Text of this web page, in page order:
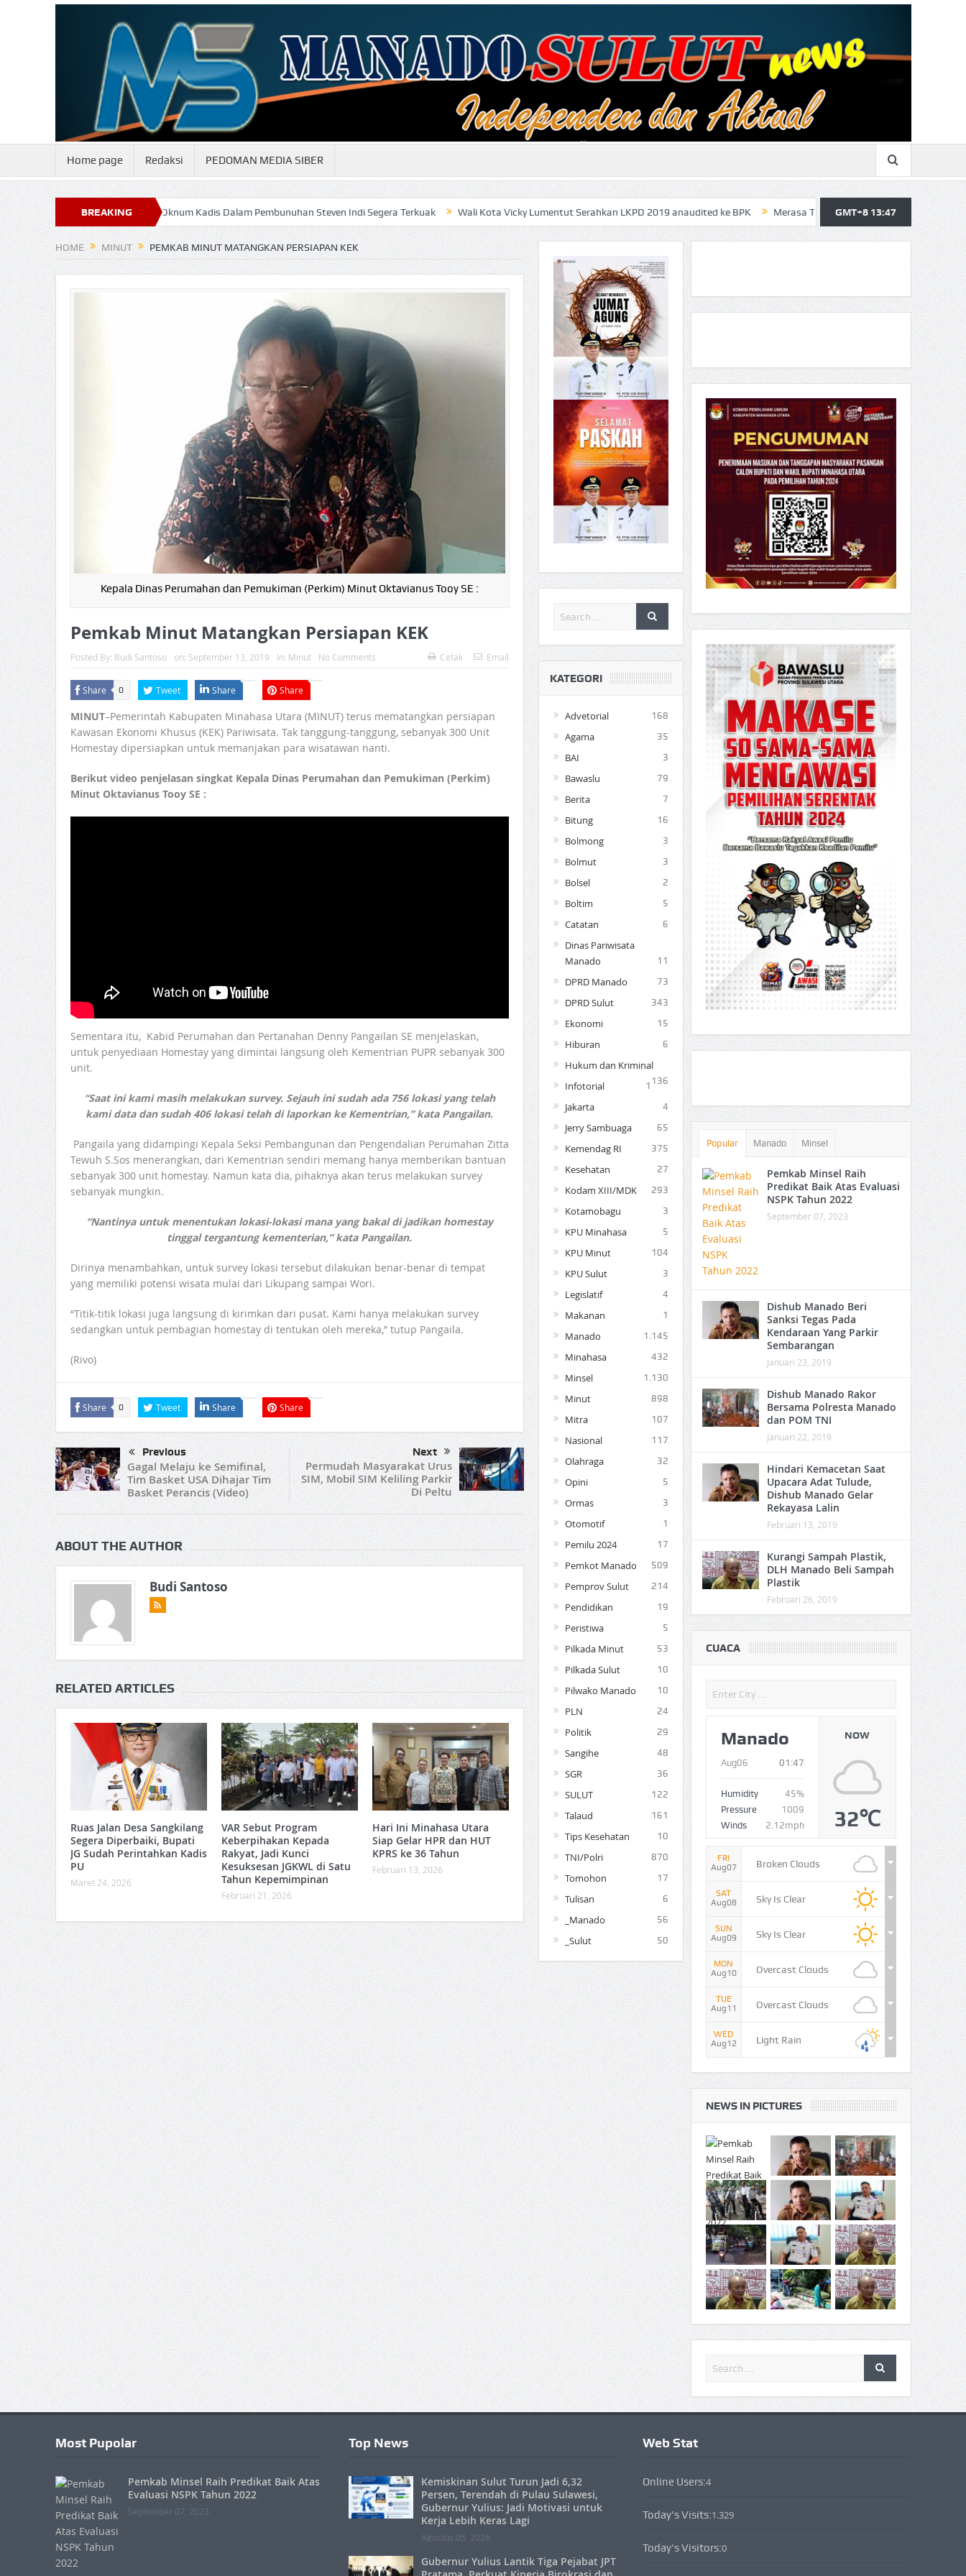
Home page Redaksi PEDOMAN MEDIA SIBER
BREAKING
NEWS
Keterlibatan Oknum Kadis Dalam Pembunuhan Steven Indi Segera Terkuak Wali Kota Vicky Lumentut Serahkan LKPD 2019 anaudited ke BPK Merasa Terpangil, GMBI Wilter Sulut Siap Perjuangkan
GMT+8 13:47
HOME MINUT PEMKAB MINUT MATANGKAN PERSIAPAN KEK
Kepala Dinas Perumahan dan Pemukiman (Perkim) Minut Oktavianus Tooy SE :
Pemkab Minut Matangkan Persiapan KEK
Posted By: Budi Santoso on: September 13, 2019 In: Minut No Comments Cetak Email
Share 0 Tweet Share Share
MINUT–Pemerintah Kabupaten Minahasa Utara (MINUT) terus mematangkan persiapan
Kawasan Ekonomi Khusus (KEK) Pariwisata. Tak tanggung-tanggung, sebanyak 300 Unit
Homestay dipersiapkan untuk memanjakan para wisatawan nanti.
Berikut video penjelasan singkat Kepala Dinas Perumahan dan Pemukiman (Perkim)
Minut Oktavianus Tooy SE :
Sementara itu, Kabid Perumahan dan Pertanahan Denny Pangailan SE menjelaskan,
untuk penyediaan Homestay yang dimintai langsung oleh Kementrian PUPR sebanyak 300
unit.
“Saat ini kami masih melakukan survey. Sejauh ini sudah ada 756 lokasi yang telah
kami data dan sudah 406 lokasi telah di laporkan ke Kementrian,” kata Pangailan.
Pangaila yang didampingi Kepala Seksi Pembangunan dan Pengendalian Perumahan Zitta
Tewuh S.Sos menerangkan, dari Kementrian sendiri memang hanya memberikan bantuan
sebanyak 300 unit homestay. Namun kata dia, pihaknya akan terus melakukan survey
sebanyak mungkin.
“Nantinya untuk menentukan lokasi-lokasi mana yang bakal di jadikan homestay
tinggal tergantung kementerian,” kata Pangailan.
Dirinya menambahkan, untuk survey lokasi tersebut dilakukan benar-benar di tempat
yang memiliki potensi wisata mulai dari Likupang sampai Wori.
“Titik-titik lokasi juga langsung di kirimkan dari pusat. Kami hanya melakukan survey
sedangkan untuk pembagian homestay di tentukan oleh mereka,” tutup Pangaila.
(Rivo)
Share 0 Tweet Share Share
Previous
Gagal Melaju ke Semifinal,
Tim Basket USA Dihajar Tim
Basket Perancis (Video)
Next
Permudah Masyarakat Urus
SIM, Mobil SIM Keliling Parkir
Di Peltu
ABOUT THE AUTHOR
Budi Santoso
RELATED ARTICLES
Ruas Jalan Desa Sangkilang
Segera Diperbaiki, Bupati
JG Sudah Perintahkan Kadis
PU
Maret 24, 2026
VAR Sebut Program
Keberpihakan Kepada
Rakyat, Jadi Kunci
Kesuksesan JGKWL di Satu
Tahun Kepemimpinan
Februari 21, 2026
Hari Ini Minahasa Utara
Siap Gelar HPR dan HUT
KPRS ke 36 Tahun ‎
Februari 13, 2026
KATEGORI
Advetorial 168
Agama 35
BAI 3
Bawaslu 79
Berita 7
Bitung 16
Bolmong 3
Bolmut 3
Bolsel 2
Boltim 5
Catatan 6
Dinas Pariwisata
Manado
11
DPRD Manado 73
DPRD Sulut 343
Ekonomi 15
Hiburan 6
Hukum dan Kriminal
136
Infotorial 1
Jakarta 4
Jerry Sambuaga 65
Kemendag RI 375
Kesehatan 27
Kodam XIII/MDK 293
Kotamobagu 3
KPU Minahasa 5
KPU Minut 104
KPU Sulut 3
Legislatif 4
Makanan 1
Manado 1.145
Minahasa 432
Minsel 1.130
Minut 898
Mitra 107
Nasional 117
Olahraga 32
Opini 5
Ormas 3
Otomotif 1
Pemilu 2024 17
Pemkot Manado 509
Pemprov Sulut 214
Pendidikan 19
Peristiwa 5
Pilkada Minut 53
Pilkada Sulut 10
Pilwako Manado 10
PLN 24
Politik 29
Sangihe 48
SGR 36
SULUT 122
Talaud 161
Tips Kesehatan 10
TNI/Polri 870
Tomohon 17
Tulisan 6
_Manado 56
_Sulut 50
Popular Manado Minsel
Pemkab Minsel Raih
Predikat Baik Atas Evaluasi
NSPK Tahun 2022
September 07, 2023
Dishub Manado Beri
Sanksi Tegas Pada
Kendaraan Yang Parkir
Sembarangan
Januari 23, 2019
Dishub Manado Rakor
Bersama Polresta Manado
dan POM TNI
Januari 22, 2019
Hindari Kemacetan Saat
Upacara Adat Tulude,
Dishub Manado Gelar
Rekayasa Lalin
Februari 13, 2019
Kurangi Sampah Plastik,
DLH Manado Beli Sampah
Plastik
Februari 26, 2019
CUACA
Manado
Aug06 01:47
Humidity
45%
Pressure
1009
Winds
2.12mph
NOW
32℃
FRI
Aug07
Broken Clouds
SAT
Aug08
Sky Is Clear
SUN
Aug09
Sky Is Clear
MON
Aug10
Overcast Clouds
TUE
Aug11
Overcast Clouds
WED
Aug12
Light Rain
NEWS IN PICTURES
Most Pupolar
Pemkab Minsel Raih Predikat Baik Atas
Evaluasi NSPK Tahun 2022
September 07, 2023
Top News
Kemiskinan Sulut Turun Jadi 6,32
Persen, Terendah di Pulau Sulawesi,
Gubernur Yulius: Jadi Motivasi untuk
Kerja Lebih Keras Lagi
Agustus 05, 2026
Gubernur Yulius Lantik Tiga Pejabat JPT
Web Stat
Online Users:4
Today's Visits:1.329
Today's Visitors:0